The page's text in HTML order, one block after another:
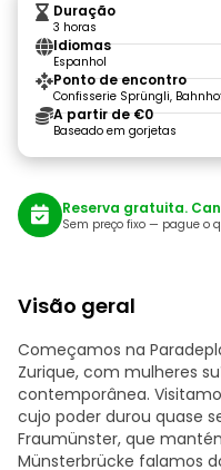
Duração
3 horas
Idiomas
Espanhol
Ponto de encontro
Confisserie Sprüngli,
A partir de €0
Baseado em gorjetas
Reserva gratuita.
Sem preço fixo — pague o
Visão geral
Começamos na
Zurique, com mulheres
contemporânea.
cujo poder durou quase
Fraumünster, que
Münsterbrücke falamos